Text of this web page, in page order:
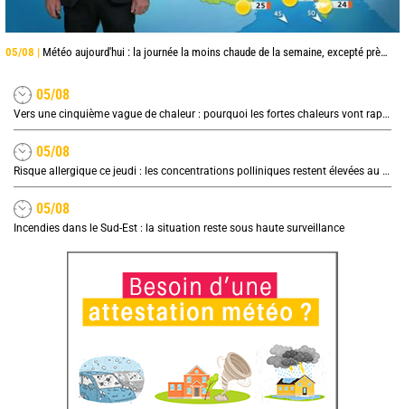
05/08 | Météo aujourd'hui : la journée la moins chaude de la semaine, excepté près de la Méditerranée
05/08
Vers une cinquième vague de chaleur : pourquoi les fortes chaleurs vont rapidement revenir en France
05/08
Risque allergique ce jeudi : les concentrations polliniques restent élevées au nord
05/08
Incendies dans le Sud-Est : la situation reste sous haute surveillance